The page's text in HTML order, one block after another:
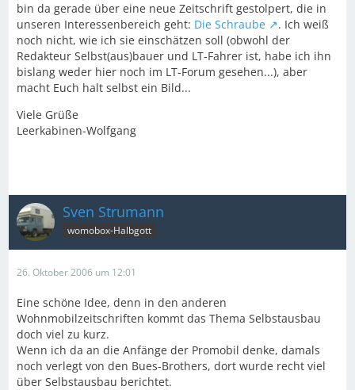
bin da gerade über eine neue Zeitschrift gestolpert, die in
unseren Interessenbereich geht: Die Schraube
. Ich weiß
noch nicht, wie ich sie einschätzen soll (obwohl der
Redakteur Selbst(aus)bauer und LT-Fahrer ist, habe ich ihn
bislang weder hier noch im LT-Forum gesehen...), aber
macht Euch halt selbst ein Bild...
Viele Grüße
Leerkabinen-Wolfgang
Sven Strumann
womobox-Halbgott
26. Oktober 2006 um 12:01
Eine schöne Idee, denn in den anderen
Wohnmobilzeitschriften kommt das Thema Selbstausbau
doch viel zu kurz.
Wenn ich da an die Anfänge der Promobil denke, damals
noch verlegt von den Bues-Brothers, dort wurde recht viel
über Selbstausbau berichtet.